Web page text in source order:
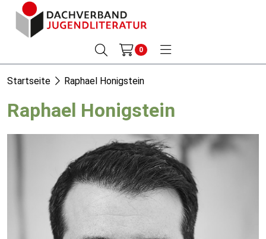
0
Startseite Raphael Honigstein
Raphael Honigstein